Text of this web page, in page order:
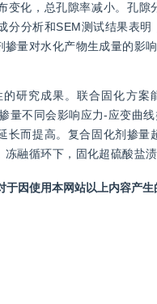
变化，总孔隙率减小。孔
分分析和SEM测试结果表
量对水化产物生成量的影
研究成果。联合固化方
量不同会影响应力-应变曲
长而提高。复合固化剂掺
融循环下，固化超硫酸盐
因使用本网站以上内容产